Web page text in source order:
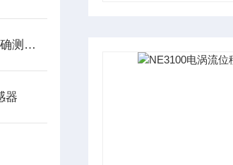
电涡流传感器如何实现精确测量？
器